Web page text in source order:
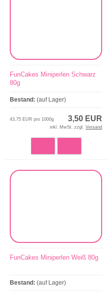
FunCakes Miniperlen Schwarz
80g
Bestand: (auf Lager)
3,50 EUR
43,75 EUR pro 1000g
inkl. MwSt. zzgl. Versand
FunCakes Miniperlen Weiß 80g
Bestand: (auf Lager)